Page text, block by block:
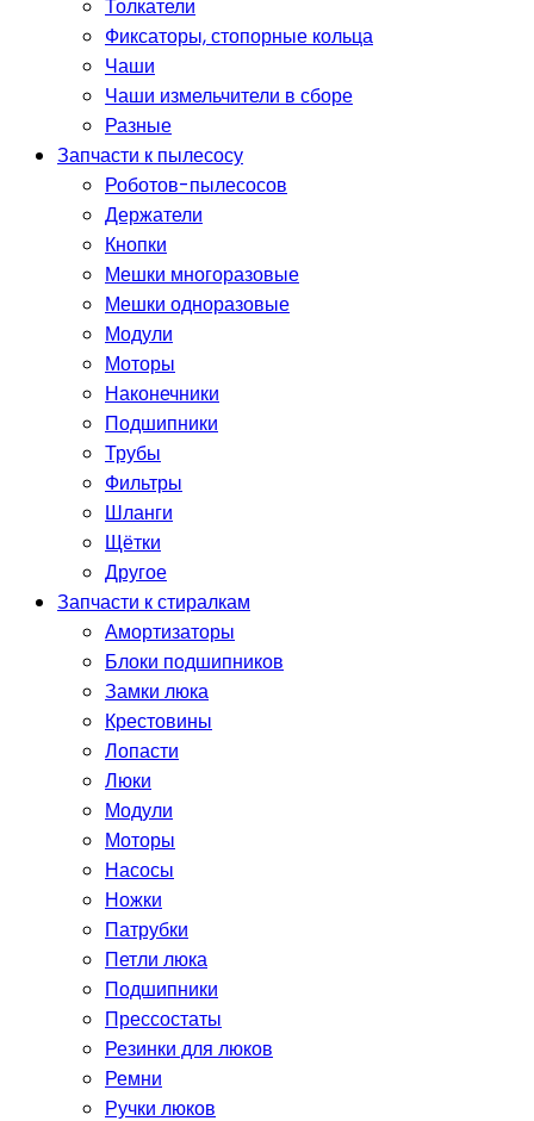
Толкатели
Фиксаторы, стопорные кольца
Чаши
Чаши измельчители в сборе
Разные
Запчасти к пылесосу
Роботов-пылесосов
Держатели
Кнопки
Мешки многоразовые
Мешки одноразовые
Модули
Моторы
Наконечники
Подшипники
Трубы
Фильтры
Шланги
Щётки
Другое
Запчасти к стиралкам
Амортизаторы
Блоки подшипников
Замки люка
Крестовины
Лопасти
Люки
Модули
Моторы
Насосы
Ножки
Патрубки
Петли люка
Подшипники
Прессостаты
Резинки для люков
Ремни
Ручки люков